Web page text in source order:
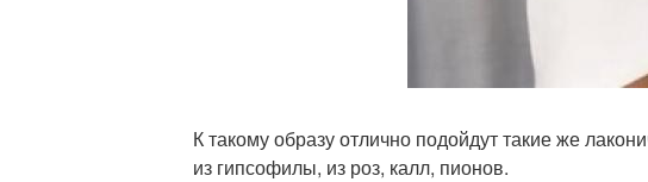
К такому образу отлично подойдут такие же
из гипсофилы, из роз, калл, пионов.